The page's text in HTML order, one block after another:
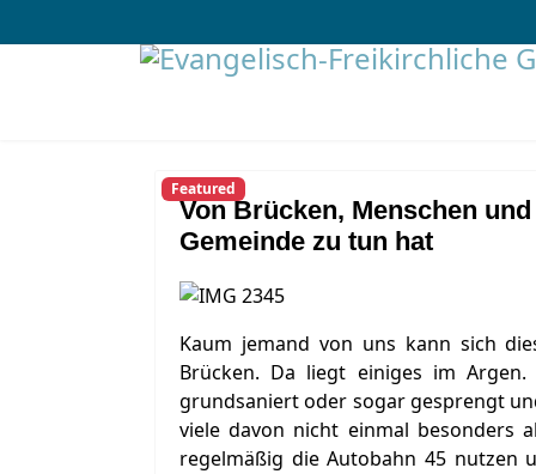
Featured
Von Brücken, Menschen
Gemeinde zu tun hat
Kaum jemand von uns kann sich
Brücken. Da liegt einiges im
grundsaniert oder sogar gesprengt
viele davon nicht einmal besonders
regelmäßig die Autobahn 45 nutzen